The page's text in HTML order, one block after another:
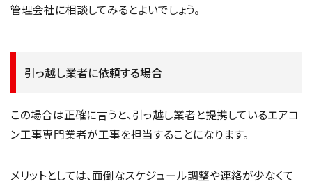
管理会社に相談してみるとよいでしょう。
引っ越し業者に依頼する場合
この場合は正確に言うと、引っ越し業者と提携しているエアコ
ン工事専門業者が工事を担当することになります。
メリットとしては、面倒なスケジュール調整や連絡が少なくて